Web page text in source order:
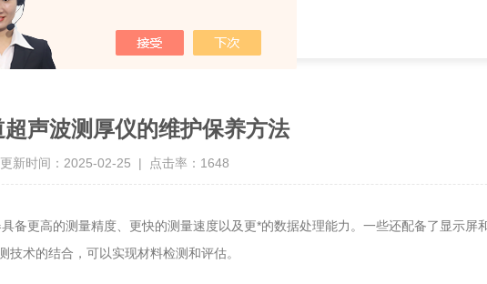
超声波测厚仪的维护保养方法
更新时间：2025-02-25 | 点击率：1648
更高的测量精度、更快的测量速度以及更*的数据处理能力。一些还配备了显示屏
术的结合，可以实现材料检测和评估。